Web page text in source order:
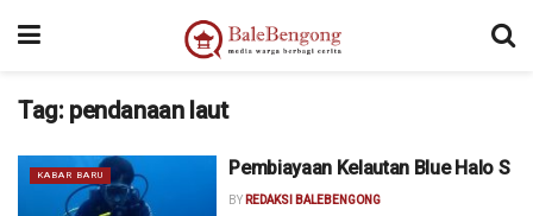
Tag: pendanaan laut
KABAR BARU Pembiayaan Kelautan Blue Halo S
BY REDAKSI BALEBENGONG